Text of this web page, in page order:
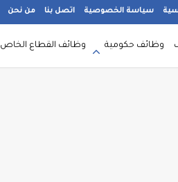
سياسة الخصوصية اتصل بنا من نحن
وظائف حكومية وظائف القطاع الخاص